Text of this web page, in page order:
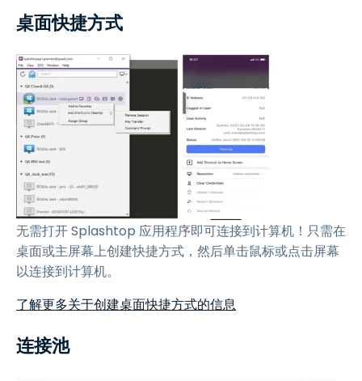
桌面快捷方式
无需打开 Splashtop 应用程序即可连接到计算机！只需在
桌面或主屏幕上创建快捷方式，然后单击鼠标或点击屏幕
以连接到计算机。
了解更多关于创建桌面快捷方式的信息
连接池